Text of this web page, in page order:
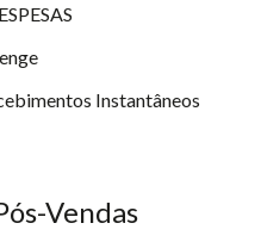
Instantâneos
Vendas